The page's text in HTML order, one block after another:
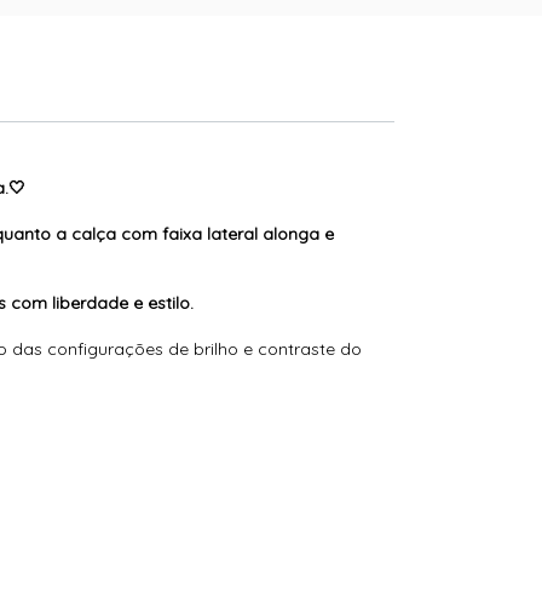
a calça com faixa lateral alonga e
com liberdade e estilo.
das configurações de brilho e contraste do